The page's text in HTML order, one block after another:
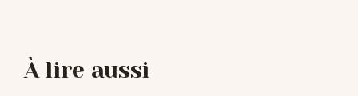
À lire aussi